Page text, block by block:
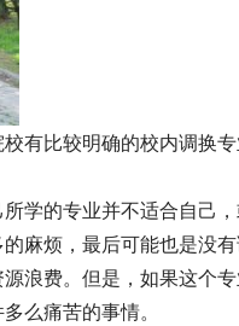
有比较明确的校内调换
学的专业并不适合自己
麻烦，最后可能也是没
浪费。但是，如果这个
么痛苦的事情。